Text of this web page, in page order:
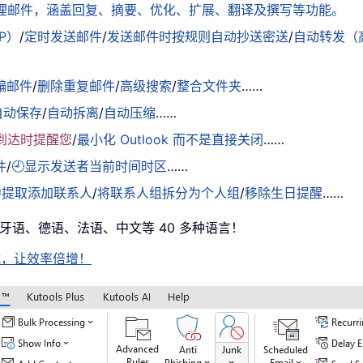
件，涵盖回复、摘要、优化、扩展、翻译及撰写等功能。
/定时发送邮件/发送邮件时按规则自动抄送密送/自动转发
邮件/删除重复邮件/高级搜索/整合文件夹……
动保存/自动拆离/自动压缩……
达时提醒您/最小化 Outlook 而不是直接关闭……
/🕘显示发送者当前时间时区……
取添加联系人/将联系人组拆分为个人组 /移除生日提醒……
、德语、法语、中文等 40 多种语言！
让效率倍增！